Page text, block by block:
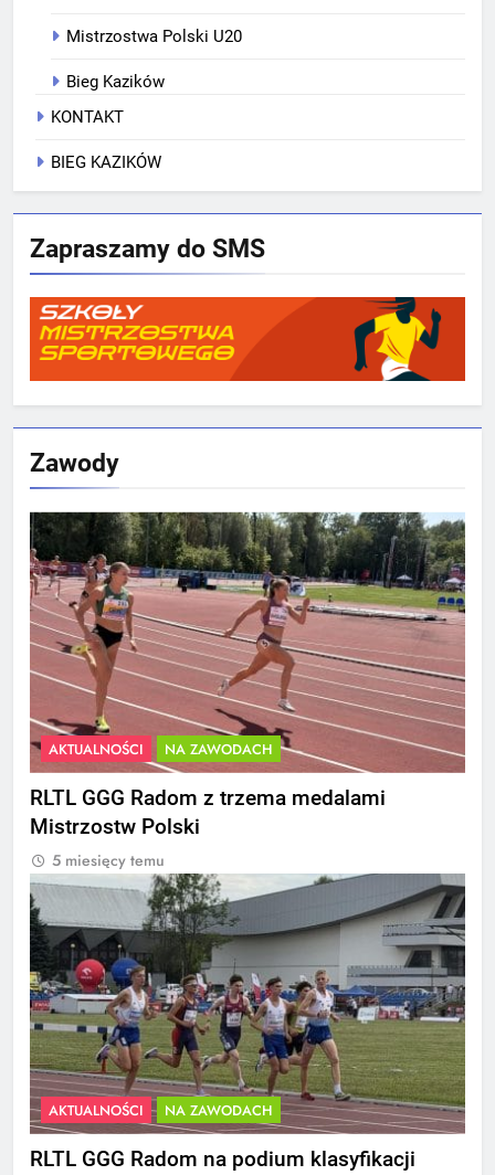
Mistrzostwa Polski U20
Bieg Kazików
KONTAKT
BIEG KAZIKÓW
Zapraszamy do SMS
Zawody
AKTUALNOŚCI NA ZAWODACH
RLTL GGG Radom z trzema medalami
Mistrzostw Polski
5 miesięcy temu
AKTUALNOŚCI NA ZAWODACH
RLTL GGG Radom na podium klasyfikacji